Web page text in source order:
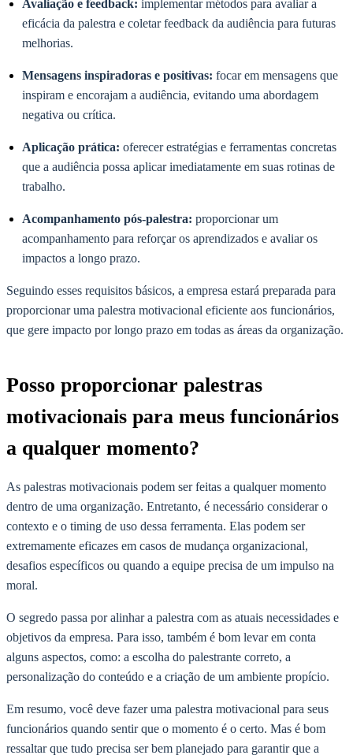
Avaliação e feedback: implementar métodos para avaliar a
eficácia da palestra e coletar feedback da audiência para futuras
melhorias.
Mensagens inspiradoras e positivas: focar em mensagens que
inspiram e encorajam a audiência, evitando uma abordagem
negativa ou crítica.
Aplicação prática: oferecer estratégias e ferramentas concretas
que a audiência possa aplicar imediatamente em suas rotinas de
trabalho.
Acompanhamento pós-palestra: proporcionar um
acompanhamento para reforçar os aprendizados e avaliar os
impactos a longo prazo.
Seguindo esses requisitos básicos, a empresa estará preparada para
proporcionar uma palestra motivacional eficiente aos funcionários,
que gere impacto por longo prazo em todas as áreas da organização.
Posso proporcionar palestras
motivacionais para meus funcionários
a qualquer momento?
As palestras motivacionais podem ser feitas a qualquer momento
dentro de uma organização. Entretanto, é necessário considerar o
contexto e o timing de uso dessa ferramenta. Elas podem ser
extremamente eficazes em casos de mudança organizacional,
desafios específicos ou quando a equipe precisa de um impulso na
moral.
O segredo passa por alinhar a palestra com as atuais necessidades e
objetivos da empresa. Para isso, também é bom levar em conta
alguns aspectos, como: a escolha do palestrante correto, a
personalização do conteúdo e a criação de um ambiente propício.
Em resumo, você deve fazer uma palestra motivacional para seus
funcionários quando sentir que o momento é o certo. Mas é bom
ressaltar que tudo precisa ser bem planejado para garantir que a